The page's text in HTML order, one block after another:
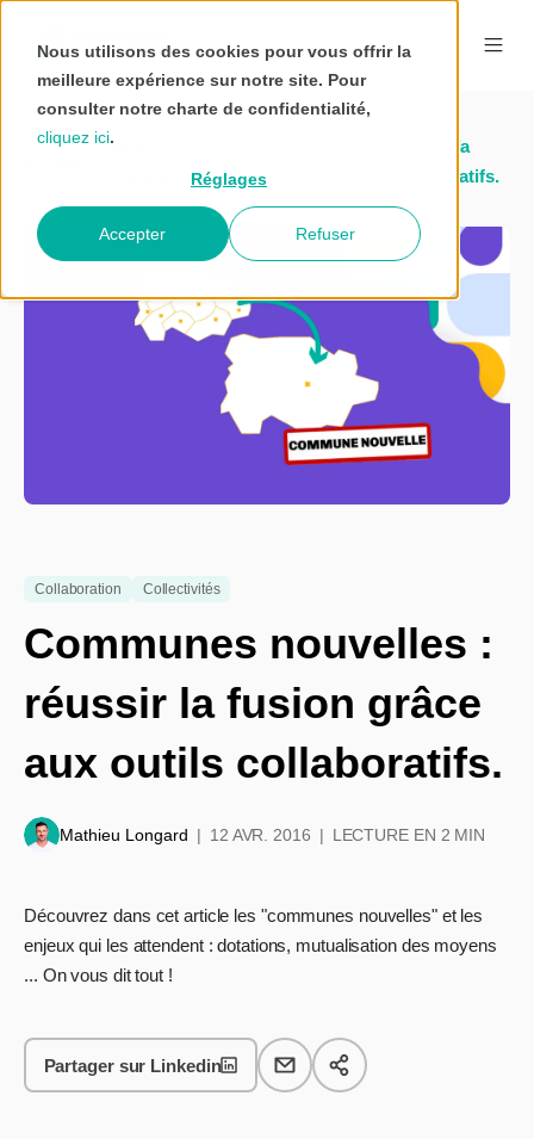
Nous utilisons des cookies pour vous offrir la
meilleure expérience sur notre site. Pour
consulter notre charte de confidentialité,
cliquez ici.
Réglages
Accepter Refuser
Blog
Communes nouvelles : réussir la
fusion grâce aux outils collaboratifs.
Collaboration Collectivités
Communes nouvelles :
réussir la fusion grâce
aux outils collaboratifs.
Mathieu Longard 12 AVR. 2016 LECTURE EN 2 MIN
Découvrez dans cet article les "communes nouvelles" et les
enjeux qui les attendent : dotations, mutualisation des moyens
... On vous dit tout !
Partager sur Linkedin